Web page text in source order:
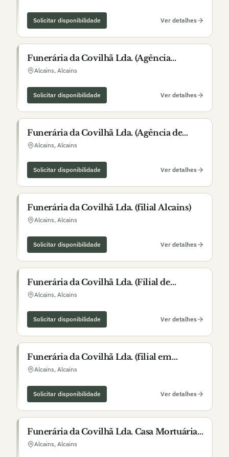
Solicitar disponibilidade Ver detalhes
Funerária da Covilhã Lda. (Agência
Alcains)
Alcains, Alcains
Solicitar disponibilidade Ver detalhes
Funerária da Covilhã Lda. (Agência de
Alcains)
Alcains, Alcains
Solicitar disponibilidade Ver detalhes
Funerária da Covilhã Lda. (filial Alcains)
Alcains, Alcains
Solicitar disponibilidade Ver detalhes
Funerária da Covilhã Lda. (Filial de
Alcains)
Alcains, Alcains
Solicitar disponibilidade Ver detalhes
Funerária da Covilhã Lda. (filial em
Alcains)
Alcains, Alcains
Solicitar disponibilidade Ver detalhes
Funerária da Covilhã Lda. Casa Mortuária
de Alcains
Alcains, Alcains